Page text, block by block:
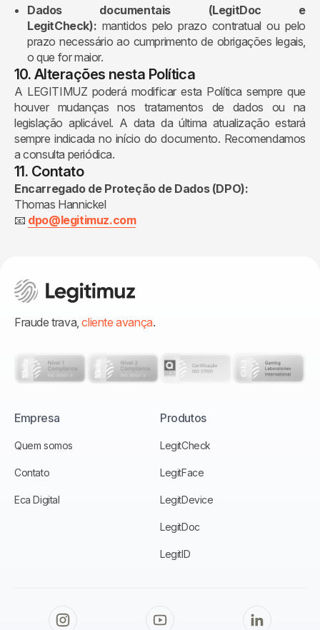
Dados documentais (LegitDoc e
LegitCheck): mantidos pelo prazo contratual ou pelo
prazo necessário ao cumprimento de obrigações legais,
o que for maior.
10. Alterações nesta Política
A LEGITIMUZ poderá modificar esta Política sempre que
houver mudanças nos tratamentos de dados ou na
legislação aplicável. A data da última atualização estará
sempre indicada no início do documento. Recomendamos
a consulta periódica.
11. Contato
Encarregado de Proteção de Dados (DPO):
Thomas Hannickel
📧 dpo@legitimuz.com
Fraude trava,cliente avança.
Empresa
Quem somos
Contato
Eca Digital
Produtos
LegitCheck
LegitFace
LegitDevice
LegitDoc
LegitID